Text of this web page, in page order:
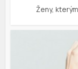
Ženy,